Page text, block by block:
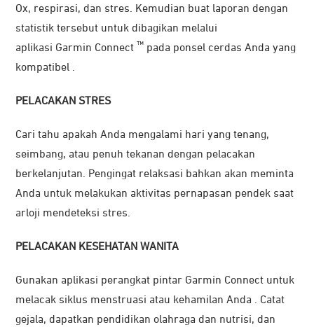
Ox, respirasi, dan stres. Kemudian buat laporan dengan
statistik tersebut untuk dibagikan melalui
aplikasi Garmin Connect ™ pada ponsel cerdas Anda yang
kompatibel .
PELACAKAN STRES
Cari tahu apakah Anda mengalami hari yang tenang,
seimbang, atau penuh tekanan dengan pelacakan
berkelanjutan. Pengingat relaksasi bahkan akan meminta
Anda untuk melakukan aktivitas pernapasan pendek saat
arloji mendeteksi stres.
PELACAKAN KESEHATAN WANITA
Gunakan aplikasi perangkat pintar Garmin Connect untuk
melacak siklus menstruasi atau kehamilan Anda . Catat
gejala, dapatkan pendidikan olahraga dan nutrisi, dan